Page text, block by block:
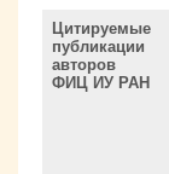
Цитируемые
публикации
авторов
ФИЦ ИУ РАН